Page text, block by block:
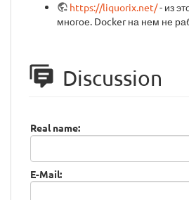
https://liquorix.net/- из
многое. Docker на нем не
Discussion
Real name:
E-Mail: